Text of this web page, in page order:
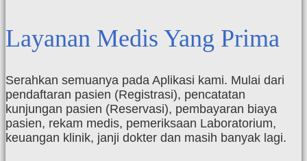
Layanan Medis Yang Prima
Serahkan semuanya pada Aplikasi kami. Mulai dari
pendaftaran pasien (Registrasi), pencatatan
kunjungan pasien (Reservasi), pembayaran biaya
pasien, rekam medis, pemeriksaan Laboratorium,
keuangan klinik, janji dokter dan masih banyak lagi.